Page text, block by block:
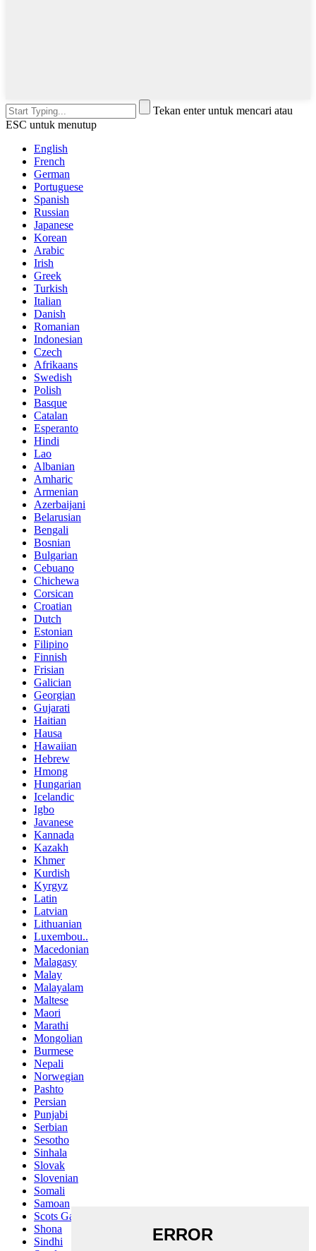
Tekan enter untuk mencari atau
ESC untuk menutup
English
French
German
Portuguese
Spanish
Russian
Japanese
Korean
Arabic
Irish
Greek
Turkish
Italian
Danish
Romanian
Indonesian
Czech
Afrikaans
Swedish
Polish
Basque
Catalan
Esperanto
Hindi
Lao
Albanian
Amharic
Armenian
Azerbaijani
Belarusian
Bengali
Bosnian
Bulgarian
Cebuano
Chichewa
Corsican
Croatian
Dutch
Estonian
Filipino
Finnish
Frisian
Galician
Georgian
Gujarati
Haitian
Hausa
Hawaiian
Hebrew
Hmong
Hungarian
Icelandic
Igbo
Javanese
Kannada
Kazakh
Khmer
Kurdish
Kyrgyz
Latin
Latvian
Lithuanian
Luxembou..
Macedonian
Malagasy
Malay
Malayalam
Maltese
Maori
Marathi
Mongolian
Burmese
Nepali
Norwegian
Pashto
Persian
Punjabi
Serbian
Sesotho
Sinhala
Slovak
Slovenian
Somali
Samoan
Scots Gaelic
Shona
Sindhi